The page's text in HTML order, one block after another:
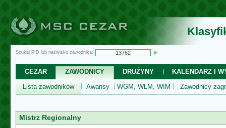
Szukaj PID lub nazwisko zawodnika:
CEZAR ZAWODNICY DRUŻYNY
KALENDARZ I
Lista zawodników
Awansy WGM, WLM, WIM Zawodnicy
Mistrz Regionalny